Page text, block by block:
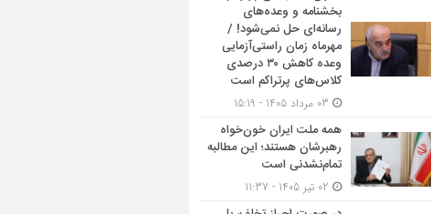
بخشنامه و وعده‌های
رسانه‌ای حل نمی‌شود! /
مهرماه زمان راستی‌آزمایی
وعده کاهش ۳۰ درصدی
کلاس‌های پرتراکم است
همه ملت ایران خون‌خواه
رهبرشان هستند؛ این مطالبه
تمام‌نشدنی است